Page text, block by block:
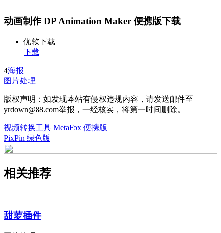
动画制作 DP Animation Maker 便携版下载
优软下载
下载
4海报
图片处理
版权声明：如发现本站有侵权违规内容，请发送邮件至
yrdown@88.com举报，一经核实，将第一时间删除。
视频转换工具 MetaFox 便携版
PixPin 绿色版
相关推荐
甜萝插件